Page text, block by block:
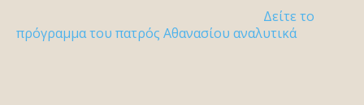
Δείτε το
πρόγραμμα του πατρός Αθανασίου αναλυτικά